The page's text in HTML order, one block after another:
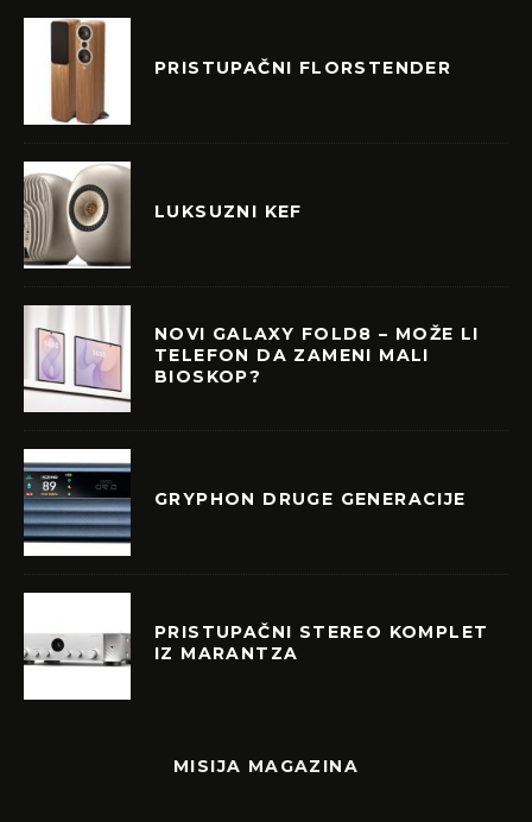
PRISTUPAČNI FLORSTENDER
LUKSUZNI KEF
NOVI GALAXY FOLD8 – MOŽE LI
TELEFON DA ZAMENI MALI
BIOSKOP?
GRYPHON DRUGE GENERACIJE
PRISTUPAČNI STEREO KOMPLET
IZ MARANTZA
MISIJA MAGAZINA